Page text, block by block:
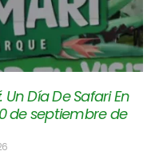
Día De Safari En
de septiembre de